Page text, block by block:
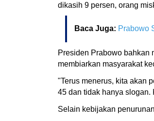
dikasih 9 persen, orang
Baca Juga: Prabowo
Presiden Prabowo bahkan
membiarkan masyarakat
"Terus menerus, kita akan
45 dan tidak hanya
Selain kebijakan